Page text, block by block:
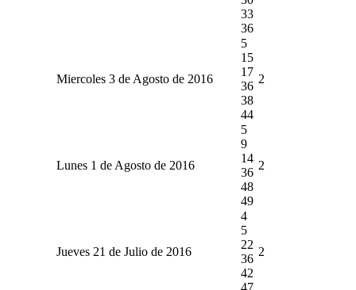
33
36
Miercoles 3 de Agosto de 2016
5
15
17
36
38
44
2
Lunes 1 de Agosto de 2016
5
9
14
36
48
49
2
Jueves 21 de Julio de 2016
4
5
22
36
42
47
2